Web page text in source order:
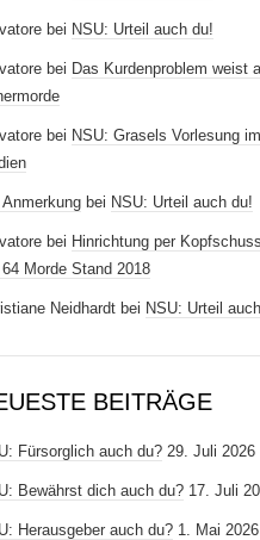
bei NSU: Urteil auch du!
bei Das Kurdenproblem weist
bei NSU: Grasels Vorlesung
Anmerkung bei NSU: Urteil auch du!
bei Hinrichtung per
Morde Stand 2018
Neidhardt bei NSU: Urteil
BEITRÄGE
Fürsorglich auch du? 29. Juli 2026
Bewährst dich auch du? 17. Juli
Herausgeber auch du? 1. Mai 2026